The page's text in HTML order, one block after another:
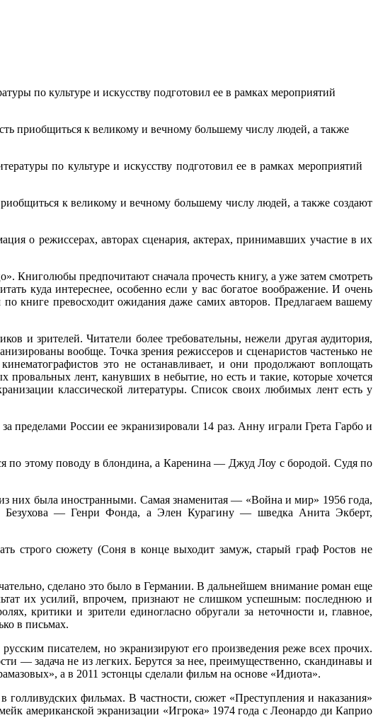
по культуре и искусству подготовил ее в рамках мероприятий
приобщиться к великому и вечному большему числу людей, а также
по культуре и искусству подготовил ее в рамках мероприятий
к великому и вечному большему числу людей, а также создают
о режиссерах, авторах сценария, актерах, принимавших участие в их
Книголюбы предпочитают сначала прочесть книгу, а уже затем смотреть
куда интереснее, особенно если у вас богатое воображение. И очень
книге превосходит ожидания даже самих авторов. Предлагаем вашему
и зрителей. Читатели более требовательны, нежели другая аудитория,
вообще. Точка зрения режиссеров и сценаристов частенько не
это не останавливает, и они продолжают воплощать
провальных лент, канувших в небытие, но есть и такие, которые хочется
классической литературы. Список своих любимых лент есть у
пределами России ее экранизировали 14 раз. Анну играли Грета Гарбо и
этому поводу в блондина, а Каренина — Джуд Лоу с бородой. Судя по
них была иностранными. Самая знаменитая — «Война и мир» 1956 года,
Безухова — Генри Фонда, а Элен Курагину — шведка Анита Экберт,
строго сюжету (Соня в конце выходит замуж, старый граф Ростов не
сделано это было в Германии. В дальнейшем внимание роман еще
их усилий, впрочем, признают не слишком успешным: последнюю и
критики и зрители единогласно обругали за неточности и, главное,
в письмах.
писателем, но экранизируют его произведения реже всех прочих.
— задача не из легких. Берутся за нее, преимущественно, скандинавы и
а в 2011 эстонцы сделали фильм на основе «Идиота».
фильмах. В частности, сюжет «Преступления и наказания»
американской экранизации «Игрока» 1974 года с Леонардо ди Каприо